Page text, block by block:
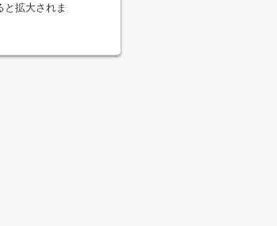
と拡大されま